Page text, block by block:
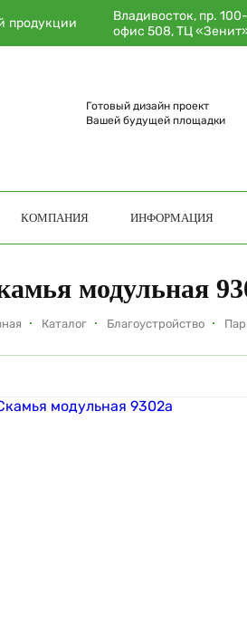
продукции
Владивосток, пр.
офис 508, ТЦ
Готовый дизайн проект
Вашей будущей площадки
КОМПАНИЯ ИНФОРМАЦИЯ
модульная
Каталог Благоустройство